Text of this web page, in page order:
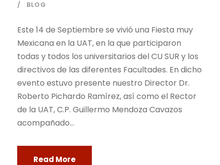
BLOG
Este 14 de Septiembre se vivió una Fiesta muy
Mexicana en la UAT, en la que participaron
todas y todos los universitarios del CU SUR y los
directivos de las diferentes Facultades. En dicho
evento estuvo presente nuestro Director Dr.
Roberto Pichardo Ramírez, así como el Rector
de la UAT, C.P. Guillermo Mendoza Cavazos
acompañado...
Read More